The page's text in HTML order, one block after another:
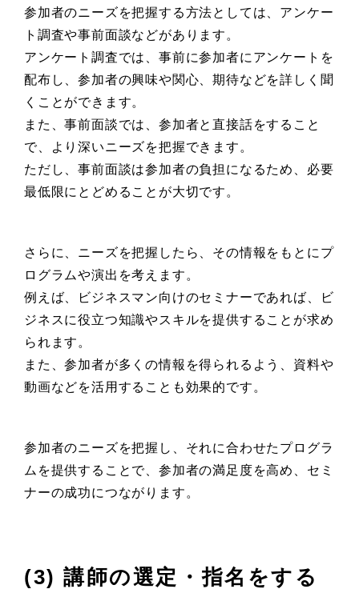
参加者のニーズを把握する方法としては、アンケー
ト調査や事前面談などがあります。
アンケート調査では、事前に参加者にアンケートを
配布し、参加者の興味や関心、期待などを詳しく聞
くことができます。
また、事前面談では、参加者と直接話をすること
で、より深いニーズを把握できます。
ただし、事前面談は参加者の負担になるため、必要
最低限にとどめることが大切です。
さらに、ニーズを把握したら、その情報をもとにプ
ログラムや演出を考えます。
例えば、ビジネスマン向けのセミナーであれば、ビ
ジネスに役立つ知識やスキルを提供することが求め
られます。
また、参加者が多くの情報を得られるよう、資料や
動画などを活用することも効果的です。
参加者のニーズを把握し、それに合わせたプログラ
ムを提供することで、参加者の満足度を高め、セミ
ナーの成功につながります。
(3) 講師の選定・指名をする